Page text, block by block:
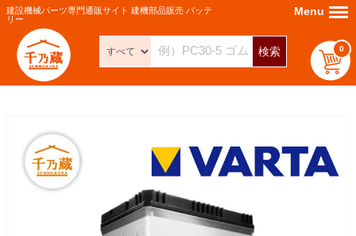
建設機械パーツ専門通販サイト 建機部品販売 バッテ
リー
検索 0
Menu Menu